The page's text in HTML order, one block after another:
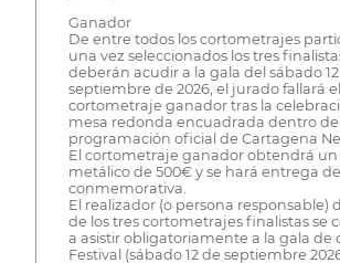
Ganador
De entre todos los cortometrajes
una vez seleccionados los tres
deberán acudir a la gala del sábado
septiembre de 2026, el jurado fallará el
cortometraje ganador tras la
mesa redonda encuadrada dentro de
programación oficial de Cartagena
El cortometraje ganador obtendrá
metálico de 500€ y se hará entrega
conmemorativa.
El realizador (o persona responsable)
de los tres cortometrajes finalistas se
a asistir obligatoriamente a la gala de
Festival (sábado 12 de septiembre